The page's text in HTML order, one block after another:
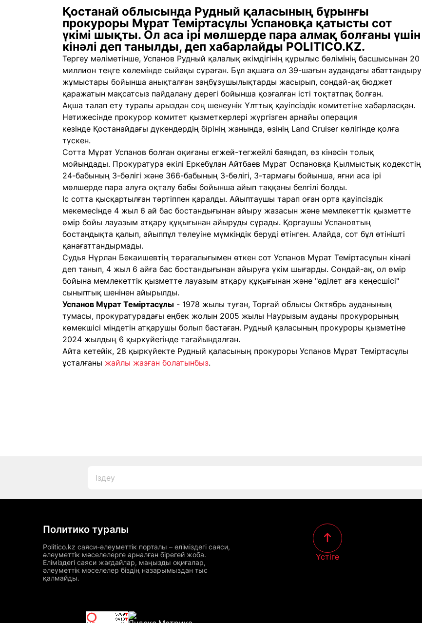
Қостанай облысында Рудный қаласының бұрынғы
прокуроры Мұрат Теміртасұлы Успановқа қатысты сот
үкімі шықты. Ол аса ірі мөлшерде пара алмақ болғаны үшін
кінәлі деп танылды, деп хабарлайды POLITICO.KZ.
Тергеу мәліметінше, Успанов Рудный қалалық әкімдігінің құрылыс бөлімінің басшысынан 20
миллион теңге көлемінде сыйақы сұраған. Бұл ақшаға ол 39-шағын аудандағы абаттандыру
жұмыстары бойынша анықталған заңбұзушылықтарды жасырып, сондай-ақ бюджет
қаражатын мақсатсыз пайдалану дерегі бойынша қозғалған істі тоқтатпақ болған.
Ақша талап ету туралы арыздан соң шенеунік Ұлттық қауіпсіздік комитетіне хабарласқан.
Нәтижесінде прокурор комитет қызметкерлері жүргізген арнайы операция
кезінде Қостанайдағы дүкендердің бірінің жанында, өзінің Land Cruiser көлігінде қолға
түскен.
Сотта Мұрат Успанов болған оқиғаны егжей-тегжейлі баяндап, өз кінәсін толық
мойындады. Прокуратура өкілі Еркебұлан Айтбаев Мұрат Оспановқа Қылмыстық кодекстің
24-бабының 3-бөлігі және 366-бабының 3-бөлігі, 3-тармағы бойынша, яғни аса ірі
мөлшерде пара алуға оқталу бабы бойынша айып таққаны белгілі болды.
Іс сотта қысқартылған тәртіппен қаралды. Айыптаушы тарап оған орта қауіпсіздік
мекемесінде 4 жыл 6 ай бас бостандығынан айыру жазасын және мемлекеттік қызметте
өмір бойы лауазым атқару құқығынан айыруды сұрады. Қорғаушы Успановтың
бостандықта қалып, айыппұл төлеуіне мүмкіндік беруді өтінген. Алайда, сот бұл өтінішті
қанағаттандырмады.
Судья Нұрлан Бекаишевтің төрағалығымен өткен сот Успанов Мұрат Теміртасұлын кінәлі
деп танып, 4 жыл 6 айға бас бостандығынан айыруға үкім шығарды. Сондай-ақ, ол өмір
бойына мемлекеттік қызметте лауазым атқару құқығынан және "әділет аға кеңесшісі"
сыныптық шенінен айырылды.
Успанов Мұрат Теміртасұлы - 1978 жылы туған, Торғай облысы Октябрь ауданының
тумасы, прокуратурадағы еңбек жолын 2005 жылы Наурызым ауданы прокурорының
көмекшісі міндетін атқарушы болып бастаған. Рудный қаласының прокуроры қызметіне
2024 жылдың 6 қыркүйегінде тағайындалған.
Айта кетейік, 28 қыркүйекте Рудный қаласының прокуроры Успанов Мұрат Теміртасұлы
ұсталғаны жайлы жазған болатынбыз.
Политико туралы
Politico.kz саяси-әлеуметтік порталы – еліміздегі саяси,
әлеуметтік мәселелерге арналған бірегей жоба.
Еліміздегі саяси жағдайлар, маңызды оқиғалар,
әлеуметтік мәселелер біздің назарымыздан тыс
қалмайды.
Үстіге